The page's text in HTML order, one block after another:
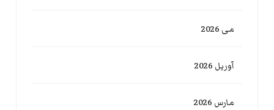
می 2026
آوریل 2026
مارس 2026